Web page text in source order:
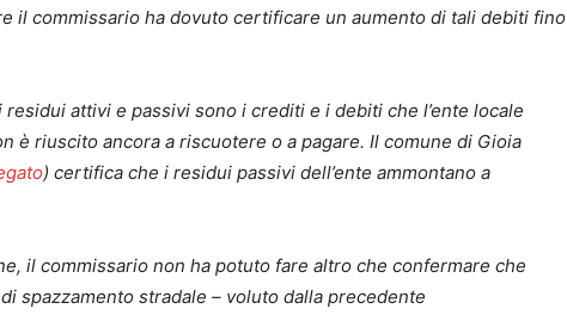
il commissario ha dovuto certificare un aumento di tali debiti fino
attivi e passivi sono i crediti e i debiti che l’ente locale
è riuscito ancora a riscuotere o a pagare. Il comune di Gioia
) certifica che i residui passivi dell’ente ammontano a
il commissario non ha potuto fare altro che confermare che
spazzamento stradale – voluto dalla precedente